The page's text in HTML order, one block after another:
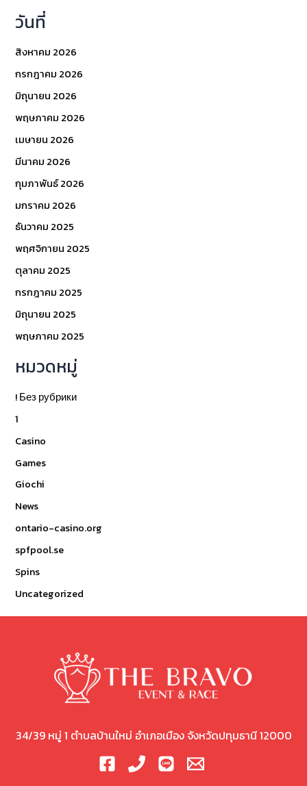
วันที่
สิงหาคม 2026
กรกฎาคม 2026
มิถุนายน 2026
พฤษภาคม 2026
เมษายน 2026
มีนาคม 2026
กุมภาพันธ์ 2026
มกราคม 2026
ธันวาคม 2025
พฤศจิกายน 2025
ตุลาคม 2025
กรกฎาคม 2025
มิถุนายน 2025
พฤษภาคม 2025
หมวดหมู่
! Без рубрики
1
Casino
Games
Giochi
News
ontario-casino.org
spfpool.se
Spins
Uncategorized
34/39 หมู่ 1 ตำบลบ้านใหม่ อำเภอเมือง จังหวัดปทุมธานี 12000